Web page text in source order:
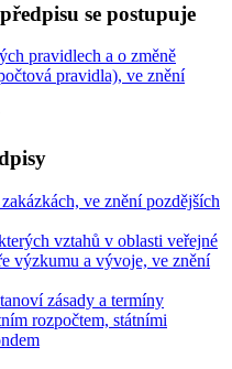
se postupuje
pravidlech a o změně
pravidla), ve znění
ve znění pozdějších
vztahů v oblasti veřejné
výzkumu a vývoje, ve znění
zásady a termíny
rozpočtem, státními